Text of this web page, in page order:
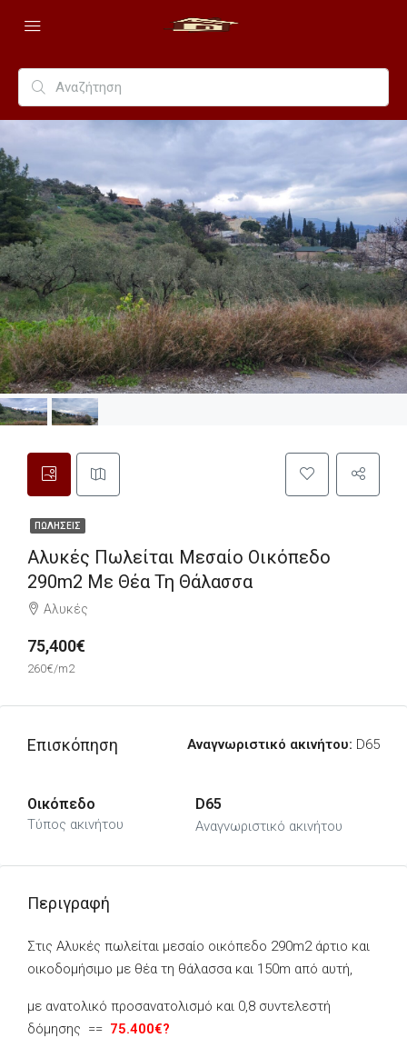
ΠΩΛΉΣΕΙΣ
Αλυκές Πωλείται Μεσαίο Οικόπεδο
290m2 Με Θέα Τη Θάλασσα
Αλυκές
75,400€
260€/m2
Επισκόπηση Αναγνωριστικό ακινήτου: D65
Οικόπεδο
Τύπος ακινήτου
D65
Αναγνωριστικό ακινήτου
Περιγραφή
Στις Αλυκές πωλείται μεσαίο οικόπεδο 290m2 άρτιο και
οικοδομήσιμο με θέα τη θάλασσα και 150m από αυτή,
με ανατολικό προσανατολισμό και 0,8 συντελεστή
δόμησης == 75.400€?